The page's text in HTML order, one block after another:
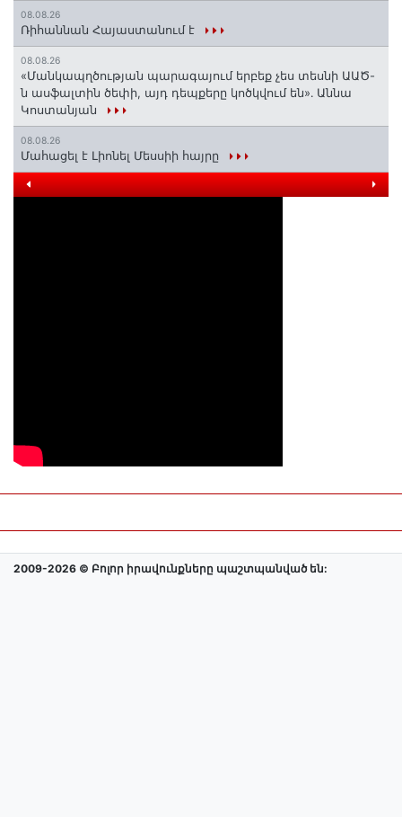
08.08.26
Ռիհաննան Հայաստանում է
08.08.26
«Մանկապղծության պարագայում երբեք չես տեսնի ԱԱԾ-
ն ասֆալտին ծեփի, այդ դեպքերը կոծկվում են»․ Աննա
Կոստանյան
08.08.26
Մահացել է Լիոնել Մեսսիի հայրը
2009-2026 © Բոլոր իրավունքները պաշտպանված են: